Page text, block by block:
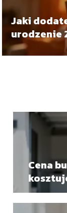
Jaki
urodzenie
Cena